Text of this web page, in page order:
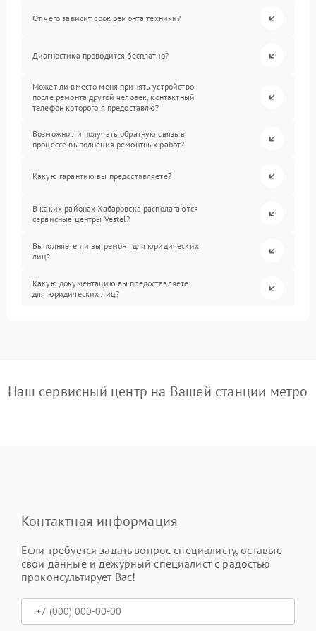
От чего зависит срок ремонта техники?
Диагностика проводится бесплатно?
Может ли вместо меня принять устройство
после ремонта другой человек, контактный
телефон которого я предоставлю?
Возможно ли получать обратную связь в
процессе выполнения ремонтных работ?
Какую гарантию вы предоставляете?
В каких районах Хабаровска располагаются
сервисные центры Vestel?
Выполняете ли вы ремонт для юридических
лиц?
Какую документацию вы предоставляете
для юридических лиц?
Наш сервисный центр на Вашей станции метро
Контактная информация
Если требуется задать вопрос специалисту, оставьте
свои данные и дежурный специалист с радостью
проконсультирует Вас!